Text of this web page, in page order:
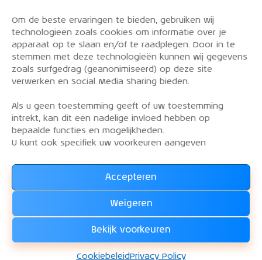
Om de beste ervaringen te bieden, gebruiken wij
technologieën zoals cookies om informatie over je
apparaat op te slaan en/of te raadplegen. Door in te
stemmen met deze technologieën kunnen wij gegevens
zoals surfgedrag (geanonimiseerd) op deze site
verwerken en Social Media Sharing bieden.
Als u geen toestemming geeft of uw toestemming
intrekt, kan dit een nadelige invloed hebben op
bepaalde functies en mogelijkheden.
U kunt ook specifiek uw voorkeuren aangeven
Accepteren
Weigeren
Bekijk voorkeuren
Cookiebeleid Privacy Policy
PRIVACY POLICY
OVER DE KLM AEROCLUB
VLIEGLESSEN
VLOOT
Word lid van de KLM Aeroclub. Basis lid, simulator
lid of vliegend lid. Ook niet KLM-ers zijn welkom!
Lees alles over het lidmaatschap van de KLM Aeroclub
WORD LID !!!
© 2026. Alle rechten voorbehouden.